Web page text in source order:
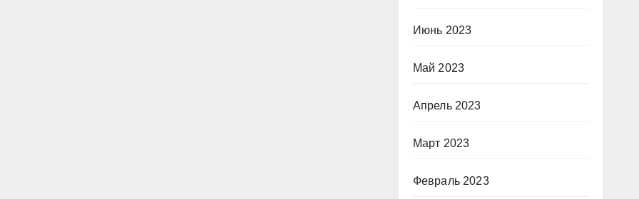
Июнь 2023
Май 2023
Апрель 2023
Март 2023
Февраль 2023